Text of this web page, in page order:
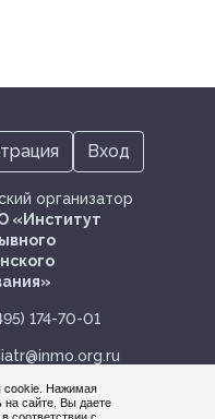
cookie. Нажимая
на сайте, Вы даете
организатор
«Институт
174-70-01
Вход